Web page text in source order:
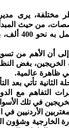
يرى مدير
من حيث
أن الأهم من
الخريجين، بغض
ظاهرة عالمية.
الثانية تأتي بعد
التفاهم مع
في تلك